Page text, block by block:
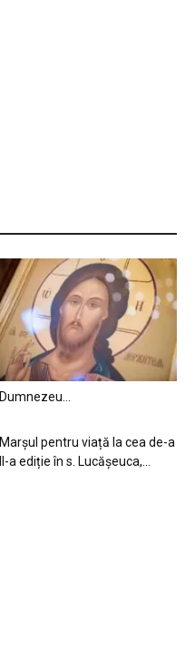
Dumnezeu…
Marșul pentru viață la cea de-a
II-a ediție în s. Lucășeuca,...